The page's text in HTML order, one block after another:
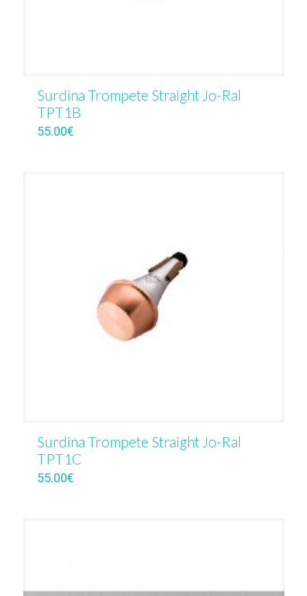
Surdina Trompete Straight Jo-Ral
TPT1B
55.00€
Surdina Trompete Straight Jo-Ral
TPT1C
55.00€